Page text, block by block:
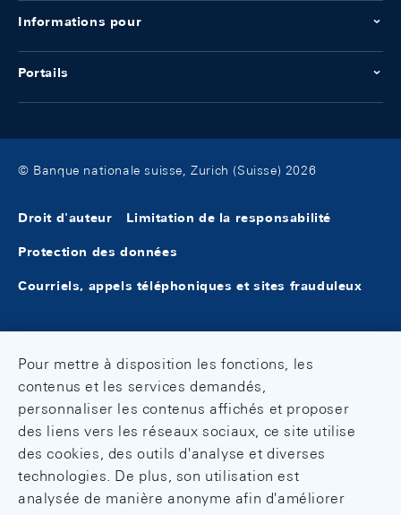
Informations pour
Portails
© Banque nationale suisse, Zurich (Suisse) 2026
Droit d'auteur Limitation de la responsabilité
Protection des données
Courriels, appels téléphoniques et sites frauduleux
Pour mettre à disposition les fonctions, les
contenus et les services demandés,
personnaliser les contenus affichés et proposer
des liens vers les réseaux sociaux, ce site utilise
des cookies, des outils d'analyse et diverses
technologies. De plus, son utilisation est
analysée de manière anonyme afin d'améliorer